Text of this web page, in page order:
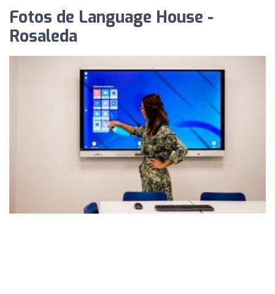
Fotos de Language House -
Rosaleda